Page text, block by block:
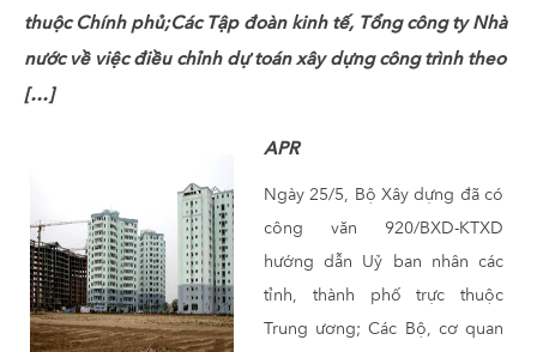
thuộc Chính phủ;Các Tập đoàn kinh tế, Tổng công ty Nhà
nước về việc điều chỉnh dự toán xây dựng công trình theo
[…]
APR
Ngày 25/5, Bộ Xây dựng đã có
công văn 920/BXD-KTXD
hướng dẫn Uỷ ban nhân các
tỉnh, thành phố trực thuộc
Trung ương; Các Bộ, cơ quan